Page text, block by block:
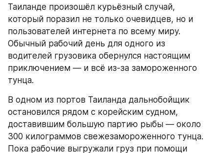
Таиланде произошёл курьёзный случай,
который поразил не только очевидцев, но и
пользователей интернета по всему миру.
Обычный рабочий день для одного из
водителей грузовика обернулся настоящим
приключением — и всё из-за замороженного
тунца.
В одном из портов Таиланда дальнобойщик
остановился рядом с корейским судном,
доставившим большую партию рыбы — около
300 килограммов свежезамороженного тунца.
Пока рабочие выгружали груз при помощи